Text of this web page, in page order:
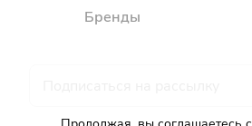
Бренды